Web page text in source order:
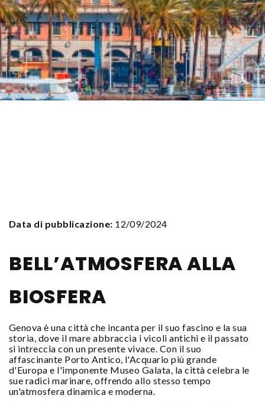
Data di pubblicazione: 12/09/2024
BELL’ATMOSFERA ALLA
BIOSFERA
Genova è una città che incanta per il suo fascino e la sua
storia, dove il mare abbraccia i vicoli antichi e il passato
si intreccia con un presente vivace. Con il suo
affascinante Porto Antico, l'Acquario più grande
d'Europa e l'imponente Museo Galata, la città celebra le
sue radici marinare, offrendo allo stesso tempo
un'atmosfera dinamica e moderna.